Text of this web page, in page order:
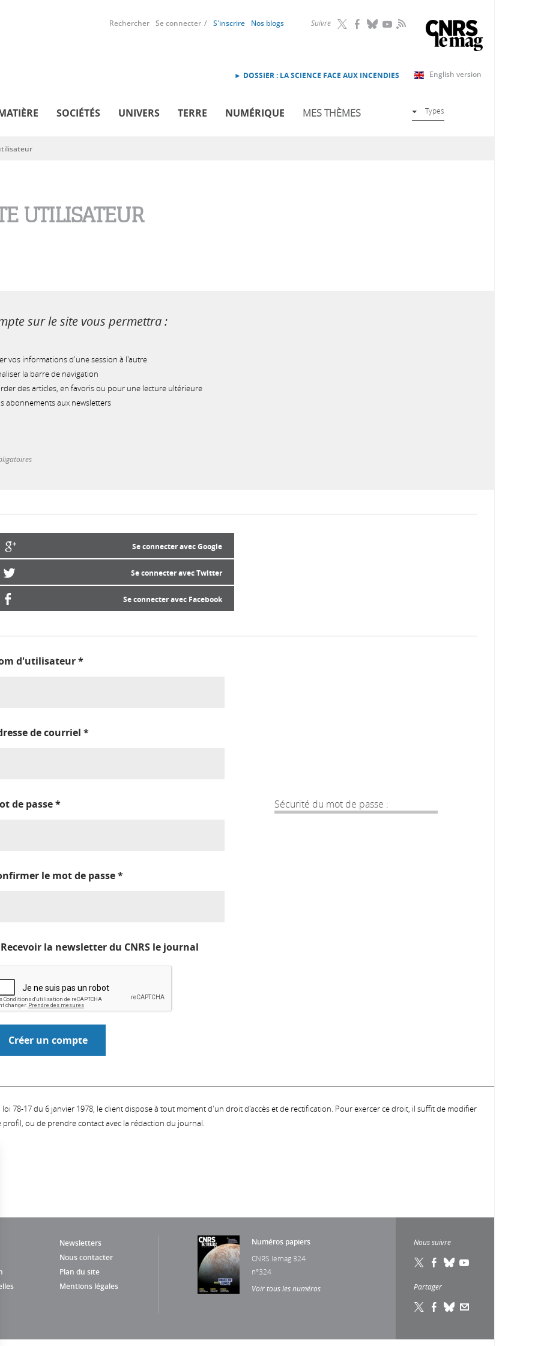
Suivre RSS
Rechercher Se connecter S'inscrire Nos blogs
English version
► DOSSIER : LA SCIENCE FACE AUX INCENDIES
SOCIÉTÉS UNIVERS TERRE NUMÉRIQUE MES THÈMES Types
UTILISATEUR
sur le site vous permettra :
vos informations d'une session à l'autre
la barre de navigation
des articles, en favoris ou pour une lecture ultérieure
abonnements aux newsletters
Se connecter avec Google
Se connecter avec Twitter
Se connecter avec Facebook
d'utilisateur*
de courriel *
Sécurité du mot de passe :
de passe*
le mot de passe*
Recevoir la newsletter du CNRS le journal
78-17 du 6 janvier 1978, le client dispose à tout moment d'un droit d'accès et de rectification. Pour exercer ce droit, il suffit de modifier
ou de prendre contact avec la rédaction du journal.
Newsletters
Nous contacter
Plan du site
Mentions légales
Numéros papiers
CNRS lemag 324
n°324
Voir tous les numéros
Nous suivre
Partager